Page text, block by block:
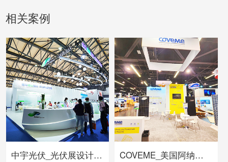
相关案例
中宇光伏_光伏展设计搭建 COVEME_美国阿纳海姆展台搭建